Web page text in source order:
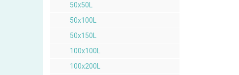
50x50L
50x100L
50x150L
100x100L
100x200L